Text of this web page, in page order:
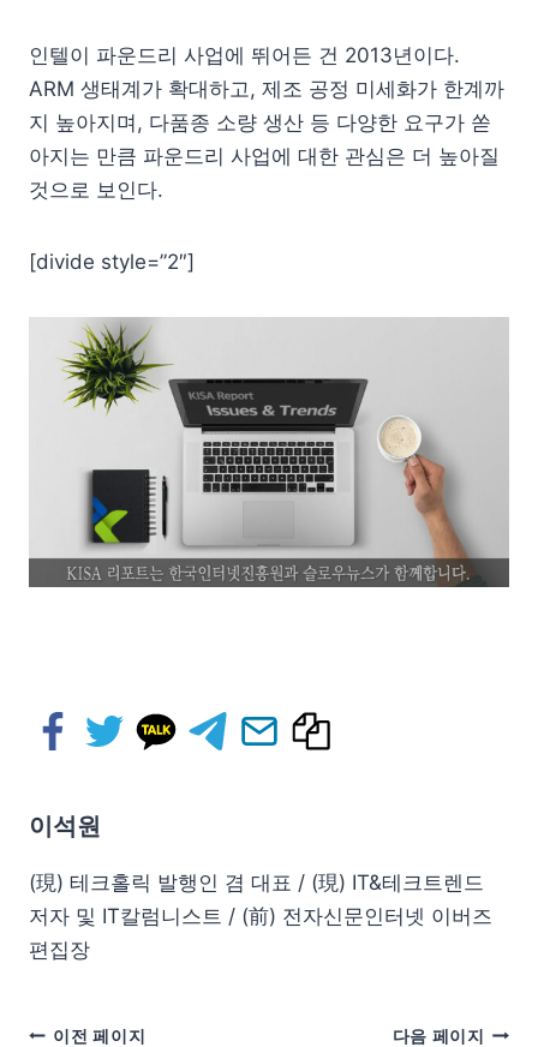
인텔이 파운드리 사업에 뛰어든 건 2013년이다.
ARM 생태계가 확대하고, 제조 공정 미세화가 한계까
지 높아지며, 다품종 소량 생산 등 다양한 요구가 쏟
아지는 만큼 파운드리 사업에 대한 관심은 더 높아질
것으로 보인다.
[divide style=”2″]
이석원
(現) 테크홀릭 발행인 겸 대표 / (現) IT&테크트렌드
저자 및 IT칼럼니스트 / (前) 전자신문인터넷 이버즈
편집장
이전 페이지 다음 페이지